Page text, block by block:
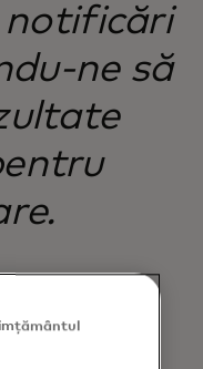
notificări
ne să
Coopeuch